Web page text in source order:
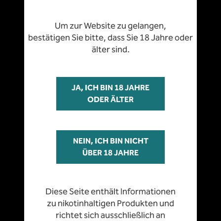
über 18 Jahre
zugänglich
Diese Seite enthält Informationen
richtet sich ausschließlich an
Erwachsene ab 18 Jahren in
Österreich.
Um zur Website zu gelangen,
bestätigen Sie bitte, dass Sie 18 Jahre oder
älter sind.
JA, ICH BIN 18 JAHRE
ODER ÄLTER
NEIN, ICH BIN NICHT
ÜBER 18 JAHRE
Diese Seite enthält Informationen
zu nikotinhaltigen Produkten und
richtet sich ausschließlich an
Gemeinsam
TOB GmbH & Co KG
Novomaticstraße 38
T:+43 2252 304010
M:office@tob.at